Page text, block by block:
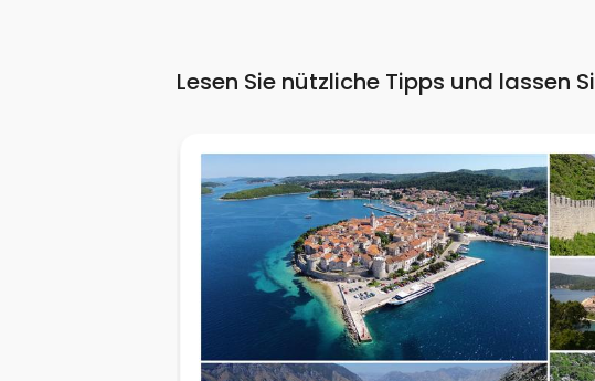
Lesen Sie nützliche Tipps und lassen